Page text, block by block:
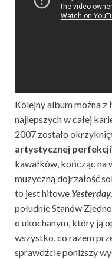
Kolejny album można z
najlepszych w całej
2007 zostało
artystycznej
kawałków, kończąc na
muzyczną dojrzałość
to jest hitowe Yesterday
południe Stanów
o ukochanym, który ją
wszystko, co razem
sprawdźcie poniższy